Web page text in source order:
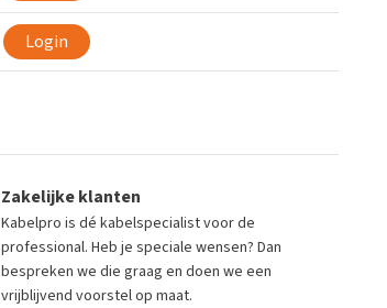
Login
Zakelijke klanten
Kabelpro is dé kabelspecialist voor de
professional. Heb je speciale wensen? Dan
bespreken we die graag en doen we een
vrijblijvend voorstel op maat.